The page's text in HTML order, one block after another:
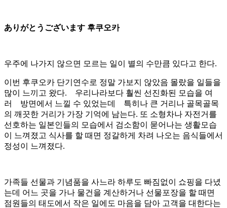
ありがとうございます 후쿠오카
우주에 나가지 않으면 모르는 일이 별의 수만큼 있다고 한다.
이번 후쿠오카 단기연수로 정말 가보지 않았음 몰랐을 일들을
많이 느끼고 왔다. 우리나라보다 훨씬 선진화된 모습을 여
러 방면에서 느낄 수 있었는데 특히나 큰 거리나 골목골목
의 깨끗한 거리가 가장 기억에 남는다. 또 소형차나 자전거를
선호하는 일본인들의 모습에서 검소함이 묻어나는 생활모습
이 느껴졌고 식사를 할 때면 정갈하게 차려 나오는 음식들에서
정성이 느껴졌다.
가족들 선물과 기념품을 사느라 하루도 빠짐없이 쇼핑을 다녔
는데 어느 곳을 가나 물건을 계산하거나 선물포장을 할 때면
점원들의 태도에서 작은 일에도 마음을 담아 고객을 대한다는